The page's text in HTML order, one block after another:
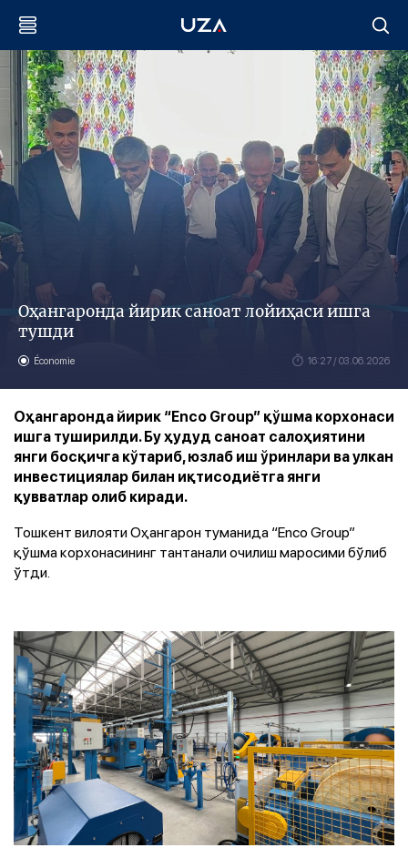
Оҳангаронда йирик саноат лойиҳаси ишга
тушди
Économie 16:27 / 03.06.2026
Оҳангаронда йирик “Enco Group” қўшма корхонаси
ишга туширилди. Бу ҳудуд саноат салоҳиятини
янги босқичга кўтариб, юзлаб иш ўринлари ва улкан
инвестициялар билан иқтисодиётга янги
қувватлар олиб киради.
Тошкент вилояти Оҳангарон туманида “Enco Group”
қўшма корхонасининг тантанали очилиш маросими бўлиб
ўтди.